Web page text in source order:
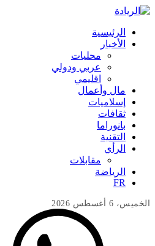
الرئيسية
الأخبار
محليات
عربي ودولي
اقليمي
مال وأعمال
إسلاميات
ثقافات
بانوراما
التقنية
الرأي
مقابلات
الرياضة
FR
الخميس، 6 أغسطس 2026